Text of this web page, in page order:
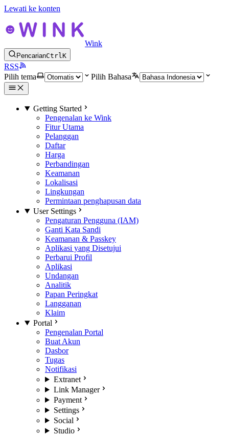
Lewati ke konten
Wink
PencarianCtrlK
RSS
Pilih tema
Pilih Bahasa
Getting Started
Pengenalan ke Wink
Fitur Utama
Pelanggan
Daftar
Harga
Perbandingan
Keamanan
Lokalisasi
Lingkungan
Permintaan penghapusan data
User Settings
Pengaturan Pengguna (IAM)
Ganti Kata Sandi
Keamanan & Passkey
Aplikasi yang Disetujui
Perbarui Profil
Aplikasi
Undangan
Analitik
Papan Peringkat
Langganan
Klaim
Portal
Pengenalan Portal
Buat Akun
Dasbor
Tugas
Notifikasi
Extranet
Link Manager
Payment
Settings
Social
Studio